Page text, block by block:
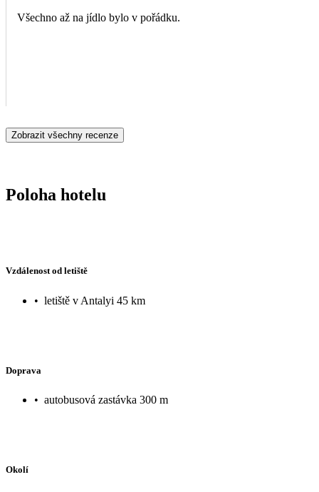
Všechno až na jídlo bylo v pořádku.
Zobrazit všechny recenze
Poloha hotelu
Vzdálenost od letiště
• letiště v Antalyi 45 km
Doprava
• autobusová zastávka 300 m
Okolí